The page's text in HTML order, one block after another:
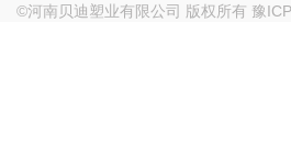
©河南贝迪塑业有限公司 版权所有 豫